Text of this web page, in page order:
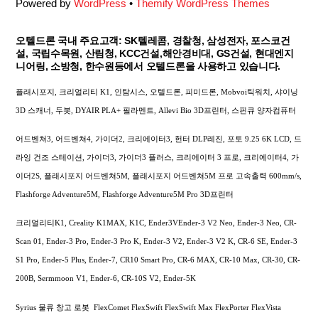
Powered byWordPress •Themify WordPress Themes
오텔드론 국내 주요고객: SK텔레콤, 경찰청, 삼성전자, 포스코건
설, 국립수목원, 산림청, KCC건설,해안경비대, GS건설, 현대엔지
니어링, 소방청, 한수원등에서 오텔드론을 사용하고 있습니다.
플래시포지, 크리얼리티 K1, 인탐시스, 오텔드론, 피미드론, Mobvoi틱워치, 샤이닝
3D 스캐너, 두봇, DYAIR PLA+ 필라멘트, Allevi Bio 3D프린터, 스핀큐 양자컴퓨터
어드벤쳐3, 어드벤쳐4, 가이더2, 크리에이터3, 헌터 DLP레진, 포토 9.25 6K LCD, 드
라잉 건조 스테이션, 가이더3, 가이더3 플러스, 크리에이터 3 프로, 크리에이터4, 가
이더2S, 플래시포지 어드벤쳐5M, 플래시포지 어드벤쳐5M 프로 고속출력 600mm/s,
Flashforge Adventure5M, Flashforge Adventure5M Pro 3D프린터
크리얼리티K1, Creality K1MAX, K1C, Ender3VEnder-3 V2 Neo, Ender-3 Neo, CR-
Scan 01, Ender-3 Pro, Ender-3 Pro K, Ender-3 V2, Ender-3 V2 K, CR-6 SE, Ender-3
S1 Pro, Ender-5 Plus, Ender-7, CR10 Smart Pro, CR-6 MAX, CR-10 Max, CR-30, CR-
200B, Sermmoon V1, Ender-6, CR-10S V2, Ender-5K
Syrius 물류 창고 로봇 FlexComet FlexSwift FlexSwift Max FlexPorter FlexVista